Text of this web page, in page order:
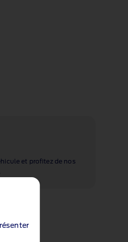
et profitez de nos